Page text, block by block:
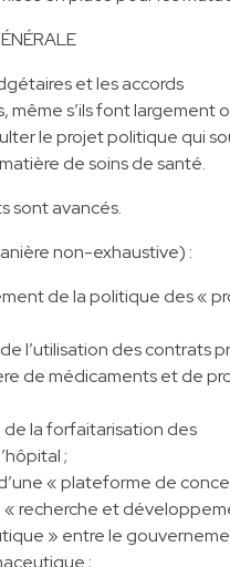
et les accords
même s’ils font largement
le projet politique qui
de soins de santé.
sont avancés.
non-exhaustive) :
de la politique des «
l’utilisation des contrats
de médicaments et de
la forfaitarisation des
;
« plateforme de
« recherche et
» entre le
;